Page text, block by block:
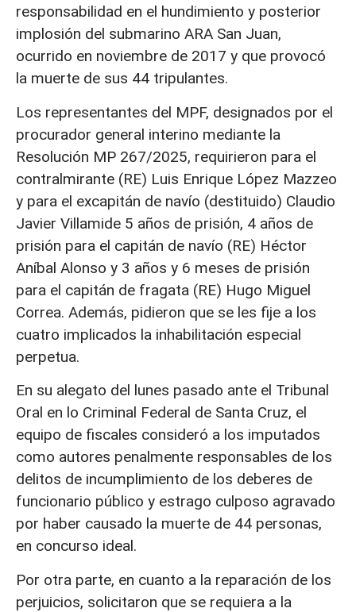
responsabilidad en el hundimiento y posterior
implosión del submarino ARA San Juan,
ocurrido en noviembre de 2017 y que provocó
la muerte de sus 44 tripulantes.
Los representantes del MPF, designados por el
procurador general interino mediante la
Resolución MP 267/2025, requirieron para el
contralmirante (RE) Luis Enrique López Mazzeo
y para el excapitán de navío (destituido) Claudio
Javier Villamide 5 años de prisión, 4 años de
prisión para el capitán de navío (RE) Héctor
Aníbal Alonso y 3 años y 6 meses de prisión
para el capitán de fragata (RE) Hugo Miguel
Correa. Además, pidieron que se les fije a los
cuatro implicados la inhabilitación especial
perpetua.
En su alegato del lunes pasado ante el Tribunal
Oral en lo Criminal Federal de Santa Cruz, el
equipo de fiscales consideró a los imputados
como autores penalmente responsables de los
delitos de incumplimiento de los deberes de
funcionario público y estrago culposo agravado
por haber causado la muerte de 44 personas,
en concurso ideal.
Por otra parte, en cuanto a la reparación de los
perjuicios, solicitaron que se requiera a la